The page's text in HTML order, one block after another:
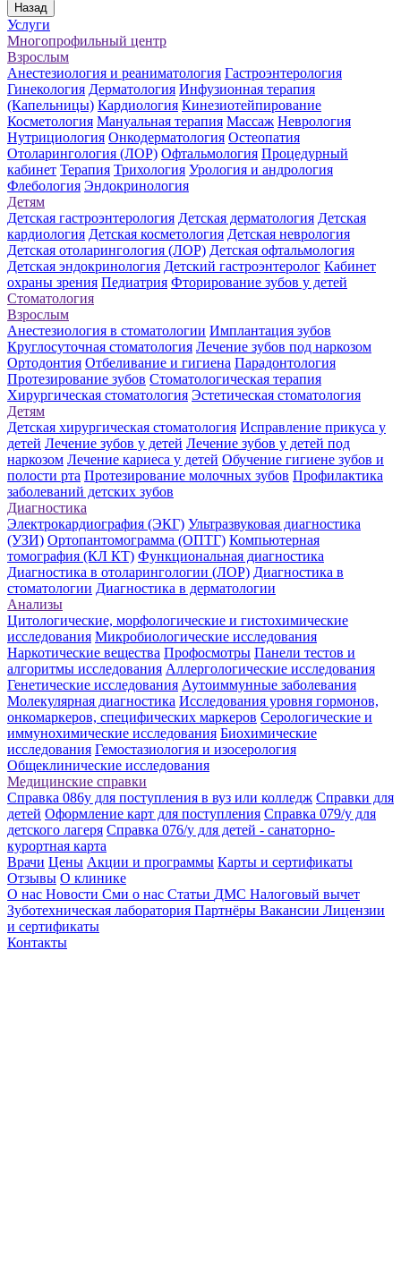
Назад
Услуги
Многопрофильный центр
Взрослым
Анестезиология и реаниматология Гастроэнтерология
Гинекология Дерматология Инфузионная терапия
(Капельницы) Кардиология Кинезиотейпирование
Косметология Мануальная терапия Массаж Неврология
Нутрициология Онкодерматология Остеопатия
Отоларингология (ЛОР) Офтальмология Процедурный
кабинет Терапия Трихология Урология и андрология
Флебология Эндокринология
Детям
Детская гастроэнтерология Детская дерматология Детская
кардиология Детская косметология Детская неврология
Детская отоларингология (ЛОР) Детская офтальмология
Детская эндокринология Детский гастроэнтеролог Кабинет
охраны зрения Педиатрия Фторирование зубов у детей
Стоматология
Взрослым
Анестезиология в стоматологии Имплантация зубов
Круглосуточная стоматология Лечение зубов под наркозом
Ортодонтия Отбеливание и гигиена Парадонтология
Протезирование зубов Стоматологическая терапия
Хирургическая стоматология Эстетическая стоматология
Детям
Детская хирургическая стоматология Исправление прикуса у
детей Лечение зубов у детей Лечение зубов у детей под
наркозом Лечение кариеса у детей Обучение гигиене зубов и
полости рта Протезирование молочных зубов Профилактика
заболеваний детских зубов
Диагностика
Электрокардиография (ЭКГ) Ультразвуковая диагностика
(УЗИ) Ортопантомограмма (ОПТГ) Компьютерная
томография (КЛ КТ) Функциональная диагностика
Диагностика в отоларингологии (ЛОР) Диагностика в
стоматологии Диагностика в дерматологии
Анализы
Цитологические, морфологические и гистохимические
исследования Микробиологические исследования
Наркотические вещества Профосмотры Панели тестов и
алгоритмы исследования Аллергологические исследования
Генетические исследования Аутоиммунные заболевания
Молекулярная диагностика Исследования уровня гормонов,
онкомаркеров, специфических маркеров Серологические и
иммунохимические исследования Биохимические
исследования Гемостазиология и изосерология
Общеклинические исследования
Медицинские справки
Справка 086у для поступления в вуз или колледж Справки для
детей Оформление карт для поступления Справка 079/у для
детского лагеря Справка 076/у для детей - санаторно-
курортная карта
Врачи Цены Акции и программы Карты и сертификаты
Отзывы О клинике
О нас Новости Сми о нас Статьи ДМС Налоговый вычет
Зуботехническая лаборатория Партнёры Вакансии Лицензии
и сертификаты
Контакты